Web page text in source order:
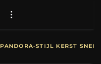
PANDORA-STIJL KERST